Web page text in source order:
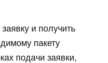
и получить
пакету
подачи заявки,